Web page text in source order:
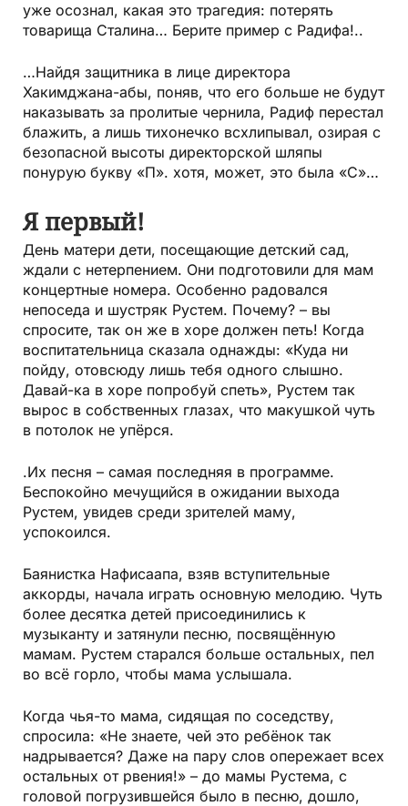
уже осознал, какая это трагедия: потерять
товарища Сталина… Берите пример с Радифа!..
…Найдя защитника в лице директора
Хакимджана-абы, поняв, что его больше не будут
наказывать за пролитые чернила, Радиф перестал
блажить, а лишь тихонечко всхлипывал, озирая с
безопасной высоты директорской шляпы
понурую букву «П». хотя, может, это была «С»…
Я первый!
День матери дети, посещающие детский сад,
ждали с нетерпением. Они подготовили для мам
концертные номера. Особенно радовался
непоседа и шустряк Рустем. Почему? – вы
спросите, так он же в хоре должен петь! Когда
воспитательница сказала однажды: «Куда ни
пойду, отовсюду лишь тебя одного слышно.
Давай-ка в хоре попробуй спеть», Рустем так
вырос в собственных глазах, что макушкой чуть
в потолок не упёрся.
.Их песня – самая последняя в программе.
Беспокойно мечущийся в ожидании выхода
Рустем, увидев среди зрителей маму,
успокоился.
Баянистка Нафисаапа, взяв вступительные
аккорды, начала играть основную мелодию. Чуть
более десятка детей присоединились к
музыканту и затянули песню, посвящённую
мамам. Рустем старался больше остальных, пел
во всё горло, чтобы мама услышала.
Когда чья-то мама, сидящая по соседству,
спросила: «Не знаете, чей это ребёнок так
надрывается? Даже на пару слов опережает всех
остальных от рвения!» – до мамы Рустема, с
головой погрузившейся было в песню, дошло,